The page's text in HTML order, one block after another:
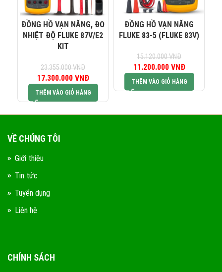
ĐỒNG HỒ VẠN NĂNG, ĐO
NHIỆT ĐỘ FLUKE 87V/E2
KIT
23.355.000VNĐ
Giá gốc là:
23.355.000 VNĐ.
17.300.000 VNĐ
Giá hiện tại là:
17.300.000 VNĐ.
THÊM VÀO GIỎ HÀNG
ĐỒNG HỒ VẠN NĂNG
FLUKE 83-5 (FLUKE 83V)
15.120.000VNĐ
Giá gốc là:
15.120.000 VNĐ.
11.200.000 VNĐ
11.200.000
THÊM VÀO GIỎ HÀNG
VỀ CHÚNG TÔI
Giới thiệu
Tin tức
Tuyển dụng
Liên hệ
CHÍNH SÁCH
KINH DOANH 4: 0823 944 186